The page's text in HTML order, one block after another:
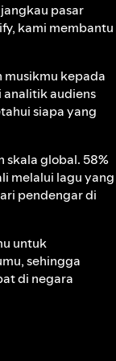
pasar
kami membantu
musikmu kepada
analitik audiens
siapa yang
skala global. 58%
melalui lagu yang
pendengar di
untuk
sehingga
di negara